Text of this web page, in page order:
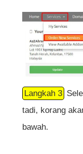
Langkah 3
tadi, korang
bawah.